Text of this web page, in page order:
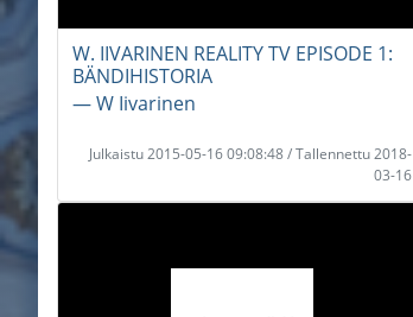
W. IIVARINEN REALITY TV EPISODE 1:
BÄNDIHISTORIA
― W Iivarinen
Julkaistu 2015-05-16 09:08:48 / Tallennettu 2018-
03-16